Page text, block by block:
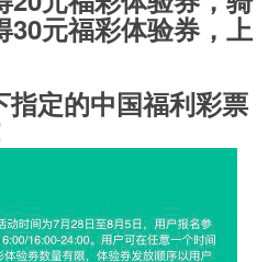
30元福彩体验券，上
定的中国福利彩票